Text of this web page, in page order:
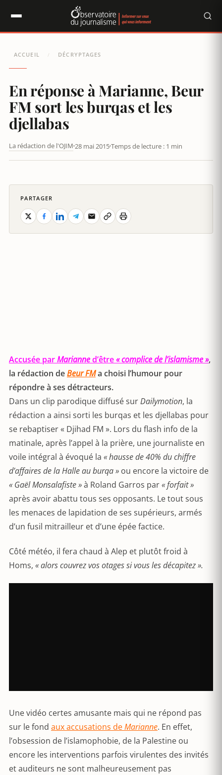
ACCUEIL / DÉCRYPTAGES
En réponse à Marianne, Beur
FM sort les burqas et les
djellabas
La rédaction de l'OJIM 28 mai 2015Temps de lecture : 1 min
Accusée parMarianned’être« complice de l’islamisme »,
la rédaction deBeur FMa choisi l’humour pour
répondre à ses détracteurs.
Dans un clip parodique diffusé surDailymotion, la
rédaction a ainsi sorti les burqas et les djellabas pour
se rebaptiser « Djihad FM ». Lors du flash info de la
matinale, après l’appel à la prière, une journaliste en
voile intégral à évoqué la « hausse de 40% du chiffre
d’affaires de la Halle au burqa » ou encore la victoire de
« Gaël Monsalafiste »à Roland Garros par« forfait »
après avoir abattu tous ses opposants. Le tout sous
les menaces de lapidation de ses supérieurs, armés
d’un fusil mitrailleur et d’une épée factice.
Côté météo, il fera chaud à Alep et plutôt froid à
Homs, « alors couvrez vos otages si vous les décapitez ».
Une vidéo certes amusante mais qui ne répond pas
sur le fond aux accusations deMarianne. En effet,
l’obsession de l’islamophobie, de la Palestine ou
encore les interventions parfois virulentes des invités
et auditeurs ne sont malheureusement pas
PARTAGER
Panneau de gestion des cookies